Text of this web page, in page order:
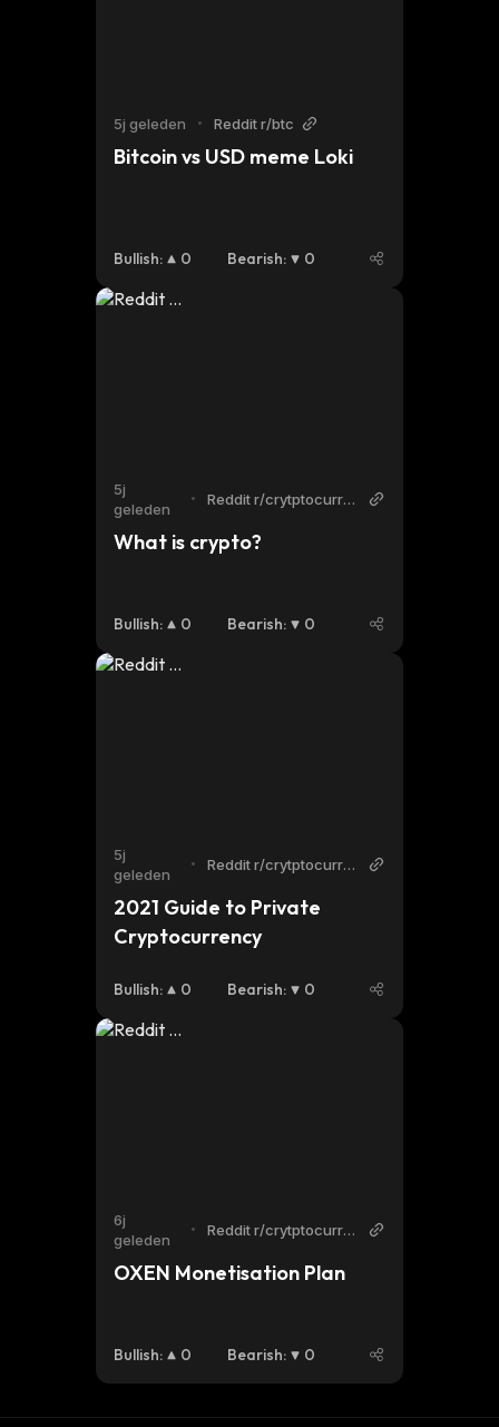
5j geleden • Reddit r/btc
Bitcoin vs USD meme Loki
Bullish: 0 Bearish: 0
5j
geleden
•
Reddit r/crytptocurre
What is crypto?
Bullish: 0 Bearish: 0
5j
geleden
•
Reddit r/crytptocurre
2021 Guide to Private
Cryptocurrency
Bullish: 0 Bearish: 0
6j
geleden
•
Reddit r/crytptocurre
OXEN Monetisation Plan
Bullish: 0 Bearish: 0